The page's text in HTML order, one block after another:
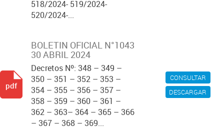
518/2024- 519/2024-
520/2024-...
CONSULTAR
DESCARGAR
BOLETIN OFICIAL N°1043
30 ABRIL 2024
Decretos Nº: 348 – 349 –
350 – 351 – 352 – 353 –
354 – 355 – 356 – 357 –
358 – 359 – 360 – 361 –
362 – 363– 364 – 365 – 366
– 367 – 368 – 369...
pdf